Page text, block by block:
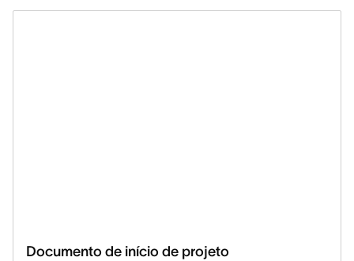
Documento de início de projeto